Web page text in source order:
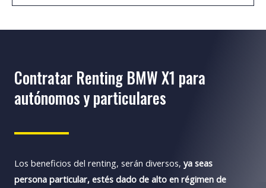
Contratar Renting BMW X1 para
autónomos y particulares
Los beneficios del renting, serán diversos, ya seas
persona particular, estés dado de alto en régimen de